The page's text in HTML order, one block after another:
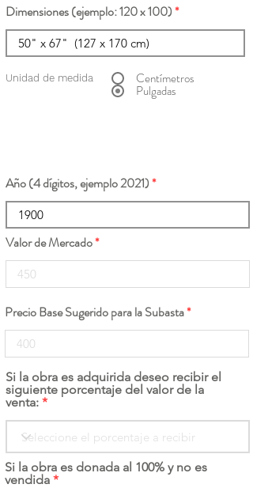
Dimensiones (ejemplo: 120 x 100)
Unidad de medida Centímetros
Pulgadas
Año (4 dígitos, ejemplo 2021)
Valor de Mercado
Precio Base Sugerido para la Subasta
Si la obra es adquirida deseo recibir el
siguiente porcentaje del valor de la
venta:
Si la obra es donada al 100% y no es
vendida